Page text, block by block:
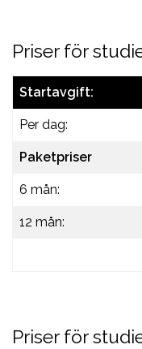
Priser för
Startavgift:
Per dag:
Paketpriser
6 mån:
12 mån:
Priser för